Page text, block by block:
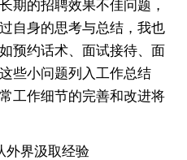
期的招聘效果不佳问题，
自身的思考与总结，我也
预约话术、面试接待、面
些小问题列入工作总结
工作细节的完善和改进将
外界汲取经验